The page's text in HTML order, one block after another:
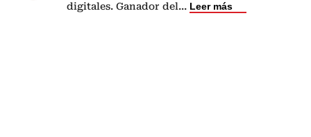
digitales. Ganador del... Leer más